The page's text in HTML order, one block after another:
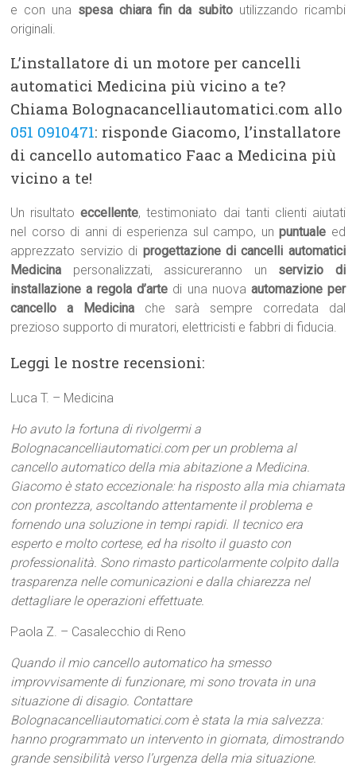
e con una spesa chiara fin da subitoutilizzando ricambi
originali.
L’installatore di un motore per cancelli
automatici Medicina più vicino a te?
Chiama Bolognacancelliautomatici.com allo
051 0910471: risponde Giacomo, l’installatore
di cancello automatico Faac a Medicina più
vicino a te!
Un risultatoeccellente, testimoniato dai tanti clienti aiutati
nel corso di anni di esperienza sul campo, unpuntuale ed
apprezzato servizio di progettazione di cancelli automatici
Medicina personalizzati, assicureranno un servizio di
installazione a regola d’arte di una nuova automazione per
cancello a Medicina che sarà sempre corredata dal
prezioso supporto di muratori, elettricisti e fabbri di fiducia.
Leggi le nostre recensioni:
Luca T. – Medicina
Ho avuto la fortuna di rivolgermi a
Bolognacancelliautomatici.com per un problema al
cancello automatico della mia abitazione a Medicina.
Giacomo è stato eccezionale: ha risposto alla mia chiamata
con prontezza, ascoltando attentamente il problema e
fornendo una soluzione in tempi rapidi. Il tecnico era
esperto e molto cortese, ed ha risolto il guasto con
professionalità. Sono rimasto particolarmente colpito dalla
trasparenza nelle comunicazioni e dalla chiarezza nel
dettagliare le operazioni effettuate.
Paola Z. – Casalecchio di Reno
Quando il mio cancello automatico ha smesso
improvvisamente di funzionare, mi sono trovata in una
situazione di disagio. Contattare
Bolognacancelliautomatici.com è stata la mia salvezza:
hanno programmato un intervento in giornata, dimostrando
grande sensibilità verso l’urgenza della mia situazione.